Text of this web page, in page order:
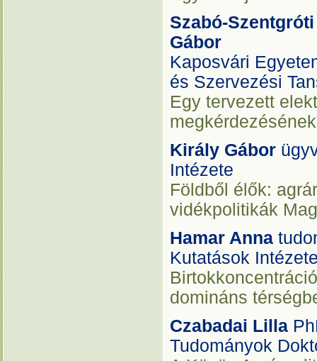
Szabó-
Gábor
Kaposvári
és Szervezési
Egy tervezett
Király Gábor
Intézete
Földből élők:
vidékpolitikák
Hamar Anna
Kutatások
domináns
Czabadai Lilla
Tudományok